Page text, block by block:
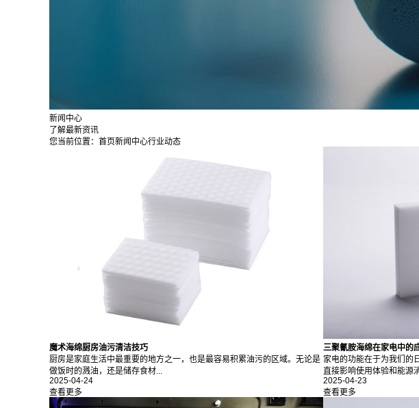
新闻中心
了解最新资讯
您当前位置： 首页新闻中心行业动态
魔术海绵厨房油污清洁技巧
厨房是家庭生活中最重要的地方之一，也是最容易积累油污的区域。无论是
做饭时的溅油，还是储存食材...
2025-04-24
查看更多
三聚氰胺海绵在家电中的
家电的功能在于为我们的
直接影响使用体验和能源
2025-04-23
查看更多